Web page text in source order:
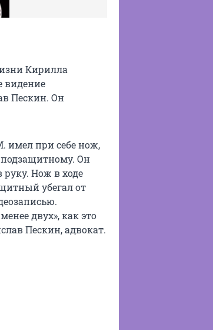
Кирилла
видение
Пескин. Он
имел при себе нож,
Он
руку. Нож в ходе
убегал от
двух», как это
Пескин, адвокат.